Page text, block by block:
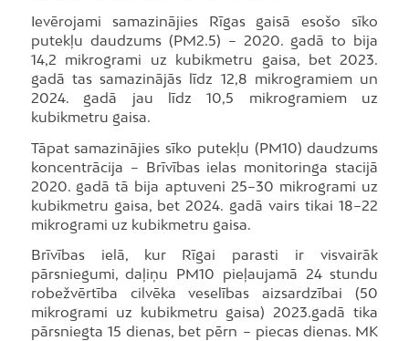
Ievērojami samazinājies Rīgas gaisā esošo sīko
putekļu daudzums (PM2.5) – 2020. gadā to bija
14,2 mikrogrami uz kubikmetru gaisa, bet 2023.
gadā tas samazinājās līdz 12,8 mikrogramiem un
2024. gadā jau līdz 10,5 mikrogramiem uz
kubikmetru gaisa.
Tāpat samazinājies sīko putekļu (PM10) daudzums
koncentrācija – Brīvības ielas monitoringa stacijā
2020. gadā tā bija aptuveni 25–30 mikrogrami uz
kubikmetru gaisa, bet 2024. gadā vairs tikai 18–22
mikrogrami uz kubikmetru gaisa.
Brīvības ielā, kur Rīgai parasti ir visvairāk
pārsniegumi, daļiņu PM10 pieļaujamā 24 stundu
robežvērtība cilvēka veselības aizsardzībai (50
mikrogrami uz kubikmetru gaisa) 2023.gadā tika
pārsniegta 15 dienas, bet pērn – piecas dienas. MK